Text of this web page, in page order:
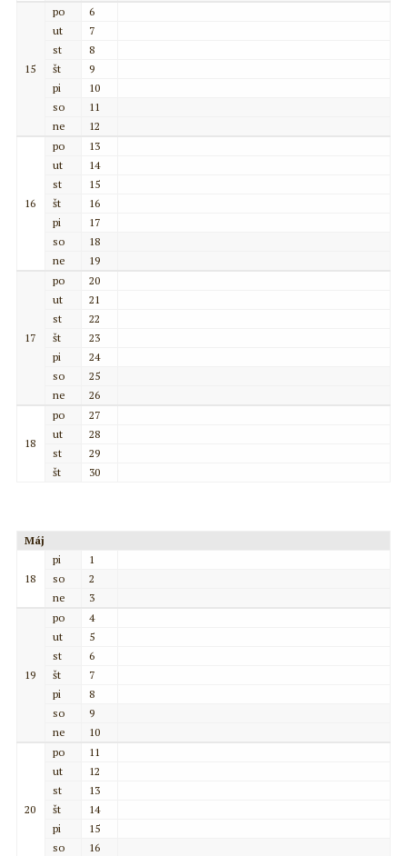
15
po
6
ut
7
st
8
št
9
pi
10
so
11
ne
12
16
po
13
ut
14
st
15
št
16
pi
17
so
18
ne
19
17
po
20
ut
21
st
22
št
23
pi
24
so
25
ne
26
18
po
27
ut
28
st
29
št
30
Máj
18
pi
1
so
2
ne
3
19
po
4
ut
5
st
6
št
7
pi
8
so
9
ne
10
20
po
11
ut
12
st
13
št
14
pi
15
so
16